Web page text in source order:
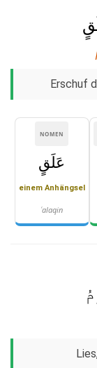
Erschuf
NOMEN
عَلَقٍ
einem Anhängsel
ʿalaqin